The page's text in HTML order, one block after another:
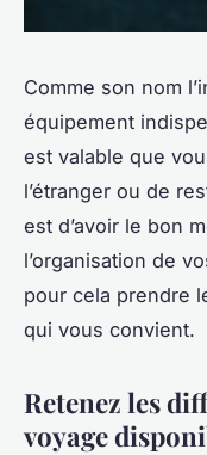
Comme son nom
équipement
est valable que
l’étranger ou de
est d’avoir le bon
l’organisation de
pour cela prendre
qui vous convient.
Retenez les
voyage